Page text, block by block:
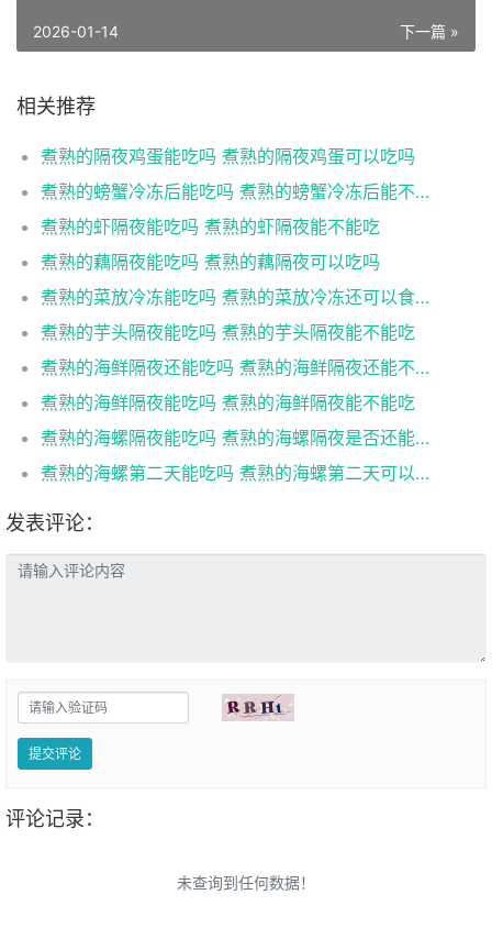
下一篇 »
2026-01-14
相关推荐
煮熟的隔夜鸡蛋能吃吗 煮熟的隔夜鸡蛋可以吃吗
煮熟的螃蟹冷冻后能吃吗 煮熟的螃蟹冷冻后能不能吃
煮熟的虾隔夜能吃吗 煮熟的虾隔夜能不能吃
煮熟的藕隔夜能吃吗 煮熟的藕隔夜可以吃吗
煮熟的菜放冷冻能吃吗 煮熟的菜放冷冻还可以食用吗
煮熟的芋头隔夜能吃吗 煮熟的芋头隔夜能不能吃
煮熟的海鲜隔夜还能吃吗 煮熟的海鲜隔夜还能不能吃
煮熟的海鲜隔夜能吃吗 煮熟的海鲜隔夜能不能吃
煮熟的海螺隔夜能吃吗 煮熟的海螺隔夜是否还能吃
煮熟的海螺第二天能吃吗 煮熟的海螺第二天可以吃吗
发表评论：
提交评论
评论记录：
未查询到任何数据！